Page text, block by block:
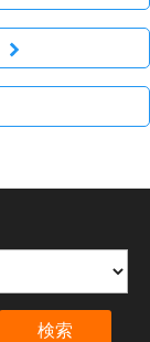
検索